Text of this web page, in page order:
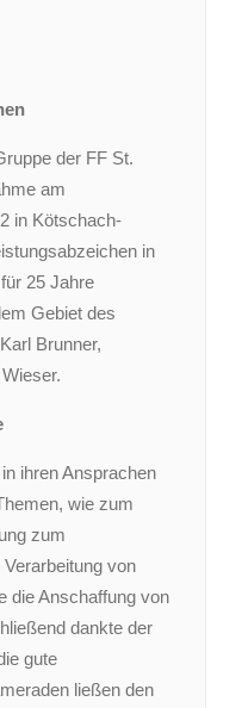
der FF St.
am
in Kötschach-
in
25 Jahre
Gebiet des
Brunner,
ihren Ansprachen
wie zum
zum
von
die Anschaffung von
dankte der
gute
ließen den